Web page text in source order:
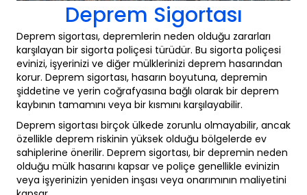
Deprem Sigortası
Deprem sigortası, depremlerin neden olduğu zararları
karşılayan bir sigorta poliçesi türüdür. Bu sigorta poliçesi
evinizi, işyerinizi ve diğer mülklerinizi deprem hasarından
korur. Deprem sigortası, hasarın boyutuna, depremin
şiddetine ve yerin coğrafyasına bağlı olarak bir deprem
kaybının tamamını veya bir kısmını karşılayabilir.
Deprem sigortası birçok ülkede zorunlu olmayabilir, ancak
özellikle deprem riskinin yüksek olduğu bölgelerde ev
sahiplerine önerilir. Deprem sigortası, bir depremin neden
olduğu mülk hasarını kapsar ve poliçe genellikle evinizin
veya işyerinizin yeniden inşası veya onarımının maliyetini